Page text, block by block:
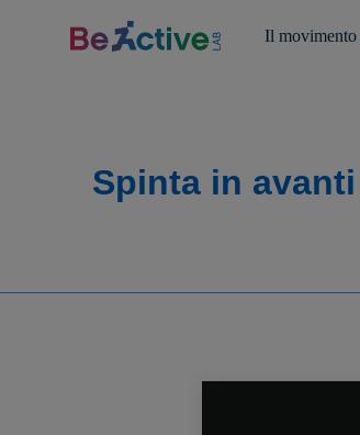
Il movimento
Spinta in